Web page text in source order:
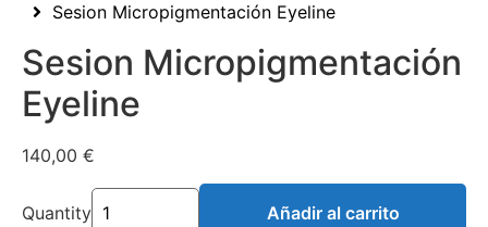
Sesion Micropigmentación Eyeline
Sesion Micropigmentación
Eyeline
140,00 €
Quantity Añadir al carrito